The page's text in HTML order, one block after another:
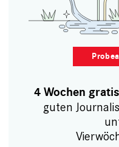
4 Wochen
guten